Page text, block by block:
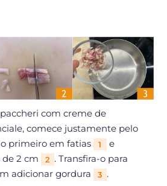
com creme de
comece justamente pelo
primeiro em fatias
1
e
2 cm
2 . Transfira-o para
adicionar gordura
3 .